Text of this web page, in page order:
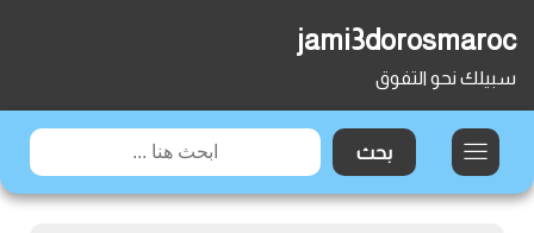
jami3dorosmaroc
سبيلك نحو التفوق